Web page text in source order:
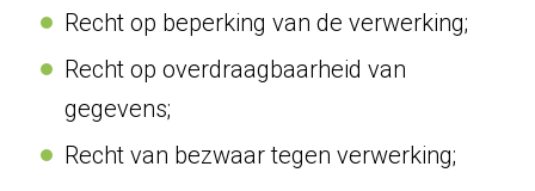
Recht op beperking van de verwerking;
Recht op overdraagbaarheid van
gegevens;
Recht van bezwaar tegen verwerking;